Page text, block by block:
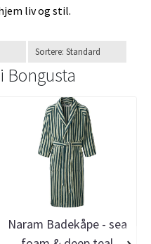
liv og stil.
Bongusta
Naram Badekåpe - sea